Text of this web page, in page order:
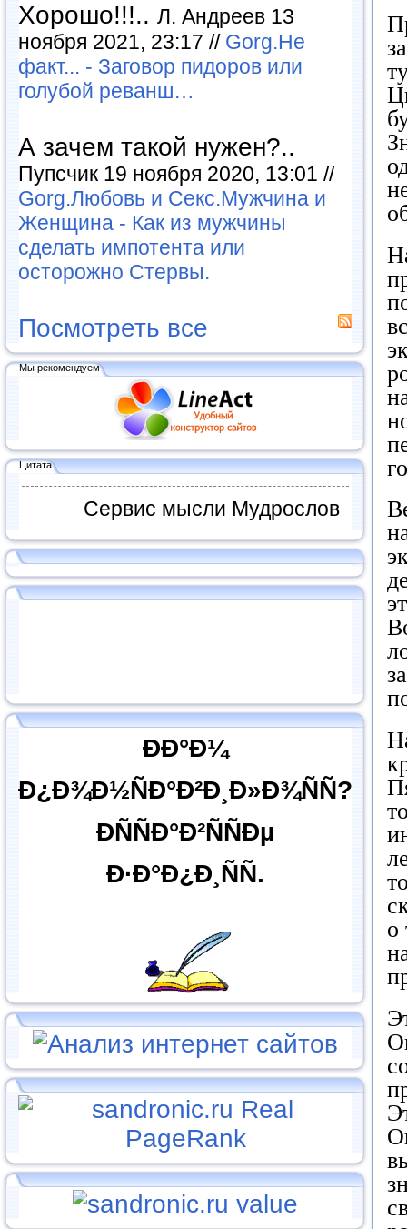
Хорошо!!!.. Л. Андреев 13
ноября 2021, 23:17 // Gorg.Не
факт... - Заговор пидоров или
голубой реванш…
А зачем такой нужен?..
Пупсчик 19 ноября 2020, 13:01 //
Gorg.Любовь и Секс.Мужчина и
Женщина - Как из мужчины
сделать импотента или
осторожно Стервы.
Посмотреть все
Мы рекомендуем
Цитата
Сервис мысли Мудрослов
ÐÐ°Ð¼
Ð¿Ð¾Ð½ÑÐ°Ð²Ð¸Ð»Ð¾ÑÑ?
ÐÑÑÐ°Ð²ÑÑÐµ
Ð·Ð°Ð¿Ð¸ÑÑ.
о